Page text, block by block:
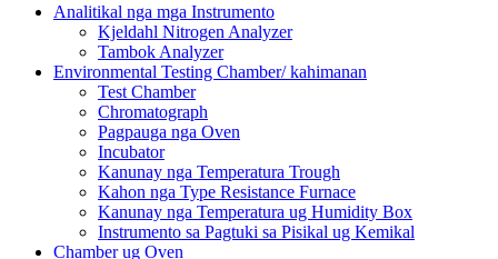
Analitikal nga mga Instrumento
Kjeldahl Nitrogen Analyzer
Tambok Analyzer
Environmental Testing Chamber/ kahimanan
Test Chamber
Chromatograph
Pagpauga nga Oven
Incubator
Kanunay nga Temperatura Trough
Kahon nga Type Resistance Furnace
Kanunay nga Temperatura ug Humidity Box
Instrumento sa Pagtuki sa Pisikal ug Kemikal
Chamber ug Oven